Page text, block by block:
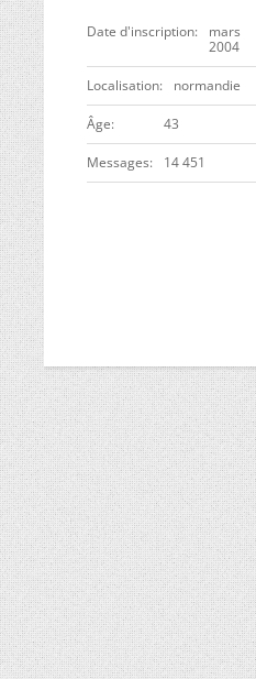
Date d'inscription
mars
2004
Localisation normandie
ge 43
Messages 14 451